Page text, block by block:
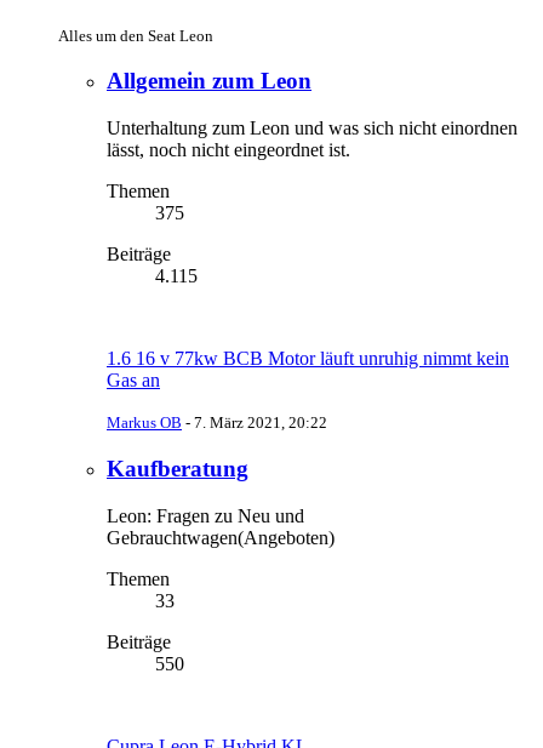
Alles um den Seat Leon
Allgemein zum Leon
Unterhaltung zum Leon und was sich nicht einordnen
lässt, noch nicht eingeordnet ist.
Themen
375
Beiträge
4.115
1.6 16 v 77kw BCB Motor läuft unruhig nimmt kein
Gas an
Markus OB - 7. März 2021, 20:22
Kaufberatung
Leon: Fragen zu Neu und
Gebrauchtwagen(Angeboten)
Themen
33
Beiträge
550